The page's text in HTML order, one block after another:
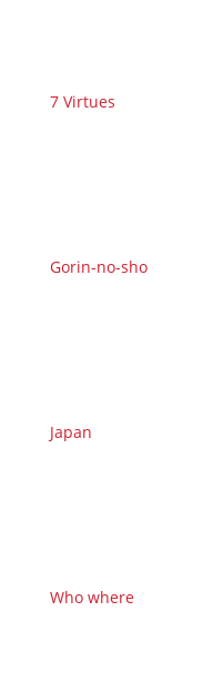
7 Virtues
Gorin-no-sho
Japan
Who where